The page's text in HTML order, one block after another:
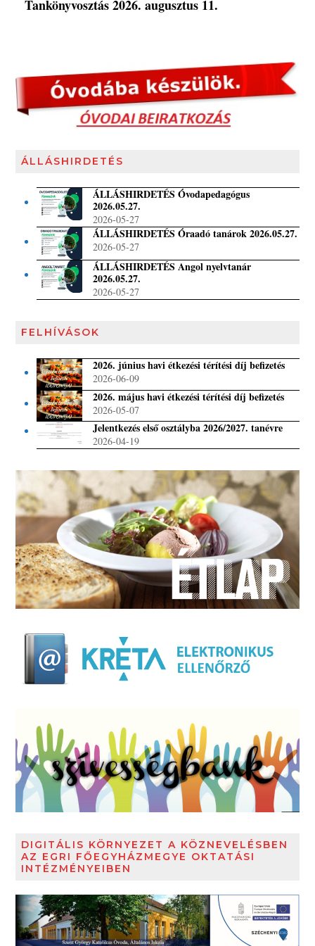
Tankönyvosztás 2026. augusztus 11.
ÁLLÁSHIRDETÉS
ÁLLÁSHIRDETÉS Óvodapedagógus
2026.05.27.
2026-05-27
ÁLLÁSHIRDETÉS Óraadó tanárok 2026.05.27.
2026-05-27
ÁLLÁSHIRDETÉS Angol nyelvtanár
2026.05.27.
2026-05-27
FELHÍVÁSOK
2026. június havi étkezési térítési díj befizetés
2026-06-09
2026. május havi étkezési térítési díj befizetés
2026-05-07
Jelentkezés első osztályba 2026/2027. tanévre
2026-04-19
DIGITÁLIS KÖRNYEZET A KÖZNEVELÉSBEN
AZ EGRI FŐEGYHÁZMEGYE OKTATÁSI
INTÉZMÉNYEIBEN